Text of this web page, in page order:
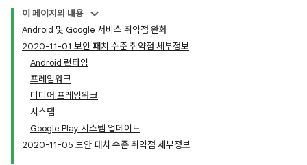
이 페이지의 내용
Android 및 Google 서비스 취약점 완화
2020-11-01 보안 패치 수준 취약점 세부정보
Android 런타임
프레임워크
미디어 프레임워크
시스템
Google Play 시스템 업데이트
2020-11-05 보안 패치 수준 취약점 세부정보